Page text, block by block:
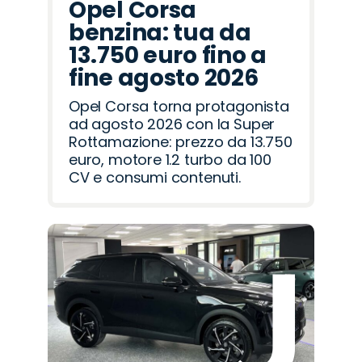
Opel Corsa
benzina: tua da
13.750 euro fino a
fine agosto 2026
Opel Corsa torna protagonista
ad agosto 2026 con la Super
Rottamazione: prezzo da 13.750
euro, motore 1.2 turbo da 100
CV e consumi contenuti.